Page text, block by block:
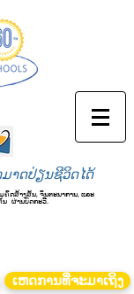
າດປ່ຽນຊີວິດໄດ້
ຄິດສ້າງສັນ, ຈິນຕະນາການ, ແລະ
ນ ຜ່ານບົດກະວີ.
ເຫດການທີ່ຈະມາເຖິງ